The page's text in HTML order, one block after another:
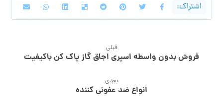
قبلی
فروش بدون واسطه اسپری اجاق گاز پاک کن باکیفیت
بعدی
انواع ضد عفونی کننده